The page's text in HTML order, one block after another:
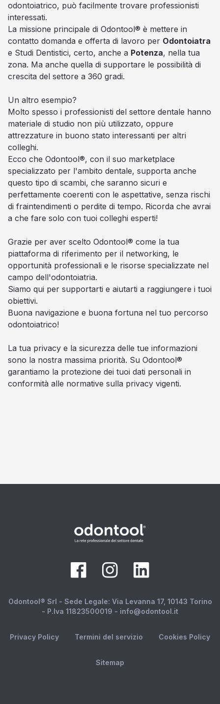
odontoiatrico, può facilmente trovare professionisti
interessati.
La missione principale di Odontool® è mettere in
contatto domanda e offerta di lavoro per Odontoiatra
e Studi Dentistici, certo, anche a Potenza, nella tua
zona. Ma anche quella di supportare le possibilità di
crescita del settore a 360 gradi.
Un altro esempio?
Molto spesso i professionisti del settore dentale hanno
materiale di studio non più utilizzato, oppure
attrezzature in buono stato interessanti per altri
colleghi.
Ecco che Odontool®, con il suo marketplace
specializzato per l'ambito dentale, supporta anche
questo tipo di scambi, che saranno sicuri e
perfettamente coerenti con le aspettative, senza rischi
di fraintendimenti o perdite di tempo. Ricorda che avrai
a che fare solo con tuoi colleghi esperti!
Grazie per aver scelto Odontool® come la tua
piattaforma di riferimento per il networking, le
opportunità professionali e le risorse specializzate nel
campo dell'odontoiatria.
Siamo qui per supportarti e aiutarti a raggiungere i tuoi
obiettivi.
Buona navigazione e buona fortuna nel tuo percorso
odontoiatrico!
La tua privacy e la sicurezza delle tue informazioni
sono la nostra massima priorità. Su Odontool®
garantiamo la protezione dei tuoi dati personali in
conformità alle normative sulla privacy vigenti.
Odontool® Srl - Sede Legale: Via Levanna 17, 10143 Torino
- P.Iva 11823500019 - info@odontool.it
Privacy Policy Termini del servizio Cookies Policy
Sitemap